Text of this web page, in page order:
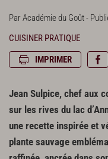
Par Académie du Goût -
CUISINER PRATIQUE
IMPRIMER
Jean Sulpice, chef aux
sur les rives du lac
une recette inspirée et
plante sauvage